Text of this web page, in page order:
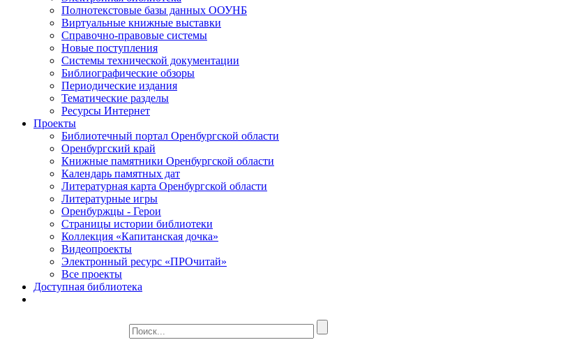
Полнотекстовые базы данных ООУНБ
Виртуальные книжные выставки
Справочно-правовые системы
Новые поступления
Cистемы технической документации
Библиографические обзоры
Периодические издания
Тематические разделы
Ресурсы Интернет
Проекты
Библиотечный портал Оренбургской области
Оренбургский край
Книжные памятники Оренбургской области
Календарь памятных дат
Литературная карта Оренбургской области
Литературные игры
Оренбуржцы - Герои
Страницы истории библиотеки
Коллекция «Капитанская дочка»
Видеопроекты
Электронный ресурс «ПРОчитай»
Все проекты
Доступная библиотека